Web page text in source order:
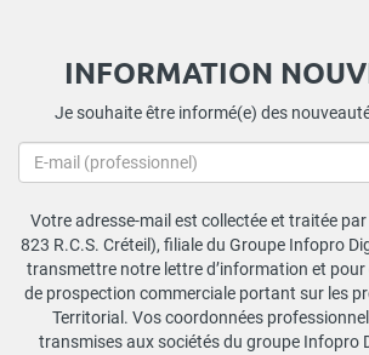
INFORMATION
Je souhaite être informé(e) des
Votre adresse-mail est collectée et traitée
823 R.C.S. Créteil), filiale du Groupe Infopro
transmettre notre lettre d’information et
de prospection commerciale portant sur les
Territorial. Vos coordonnées
transmises aux sociétés du groupe Infopro